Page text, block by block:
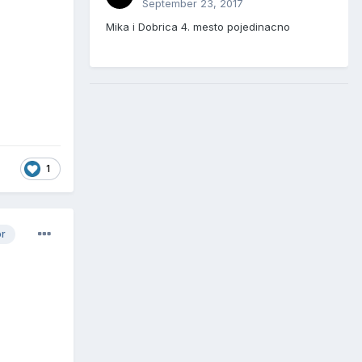
1
September 23, 2017
Mika i Dobrica 4. mesto pojedinacno